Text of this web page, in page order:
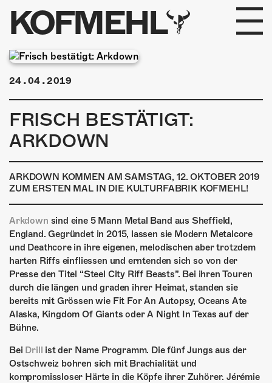
KOFMEHL
PROGRAMM
FABRIKGEFLÜSTER
GALERIE
PHOTOMAT
INFOS
KONTAKT
ÜBER UNS
GÖNNEREI
SHOP
MITMACHEN
24.04.2019
FRISCH BESTÄTIGT:
ARKDOWN
ARKDOWN KOMMEN AM SAMSTAG, 12. OKTOBER 2019
ZUM ERSTEN MAL IN DIE KULTURFABRIK KOFMEHL!
Arkdown sind eine 5 Mann Metal Band aus Sheffield,
England. Gegründet in 2015, lassen sie Modern Metalcore
und Deathcore in ihre eigenen, melodischen aber trotzdem
harten Riffs einfliessen und erntenden sich so von der
Presse den Titel “Steel City Riff Beasts”. Bei ihren Touren
durch die längen und graden ihrer Heimat, standen sie
bereits mit Grössen wie Fit For An Autopsy, Oceans Ate
Alaska, Kingdom Of Giants oder A Night In Texas auf der
Bühne.
Bei Drill ist der Name Programm. Die fünf Jungs aus der
Ostschweiz bohren sich mit Brachialität und
kompromissloser Härte in die Köpfe ihrer Zuhörer. Jérémie